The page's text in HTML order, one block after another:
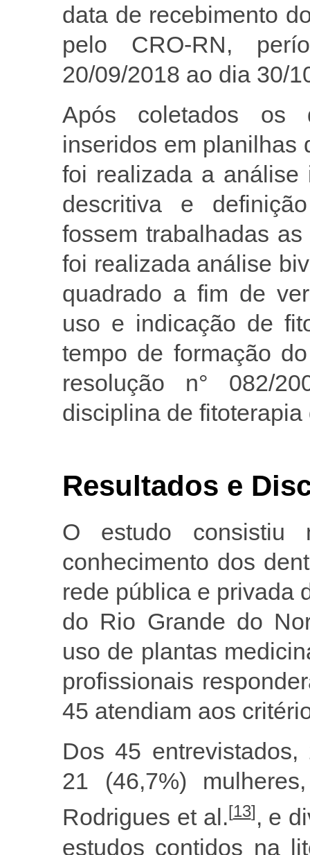
data de recebimento
pelo CRO-RN,
20/09/2018 ao dia 30/
Após coletados os
inseridos em planilhas
foi realizada a análise
descritiva e
fossem trabalhadas
foi realizada análise
quadrado a fim de
uso e indicação de
tempo de formação
resolução n° 082/
disciplina de
Resultados e
O estudo
conhecimento dos
rede pública e privada
do Rio Grande do
uso de plantas
profissionais
45 atendiam aos
Dos 45
21 (46,7%)
Rodrigues et al.[13], e
estudos contidos na